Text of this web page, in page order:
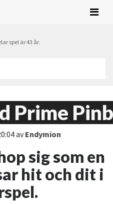
spel är 43 år.
Prime
avEndymion
sig som en
hit och dit i